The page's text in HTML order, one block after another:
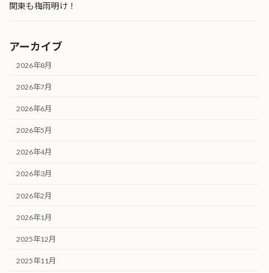
関東も梅雨明け！
アーカイブ
2026年8月
2026年7月
2026年6月
2026年5月
2026年4月
2026年3月
2026年2月
2026年1月
2025年12月
2025年11月